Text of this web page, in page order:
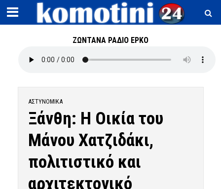
ΖΩΝΤΑΝΑ ΡΑΔΙΟ ΕΡΚΟ
ΑΣΤΥΝΟΜΙΚΆ
Ξάνθη: H Οικία του
Μάνου Χατζιδάκι,
πολιτιστικό και
αρχιτεκτονικό